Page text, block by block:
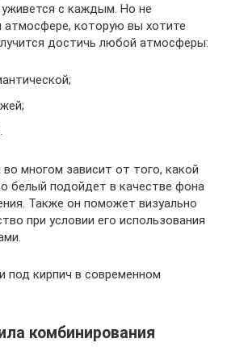
с каждым. Но не
которую вы хотите
достичь любой атмосферы:
многом зависит от того, какой
белый подойдет в качестве фона
Также он поможет визуально
при условии его использования
кирпич в современном
комбинирования